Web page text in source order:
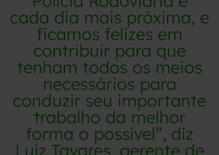
cada dia mais próxima, e
ficamos felizes em
contribuir para que
tenham todos os meios
necessários para
conduzir seu importante
trabalho da melhor
forma o possível”, diz
Luiz Tavares, gerente de